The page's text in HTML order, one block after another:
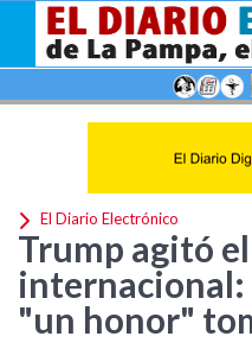
El Diario Electrónico
Trump agitó
internacional:
"un honor"